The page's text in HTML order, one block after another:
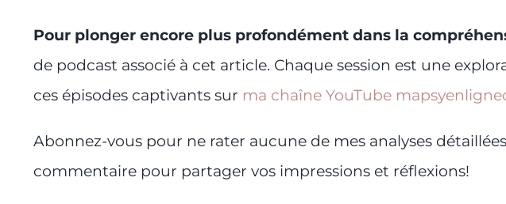
Pour plonger encore plus profondément dans la
de podcast associé à cet article. Chaque session est une
ces épisodes captivants sur ma chaîne YouTube
Abonnez-vous pour ne rater aucune de mes analyses
commentaire pour partager vos impressions et réflexions!